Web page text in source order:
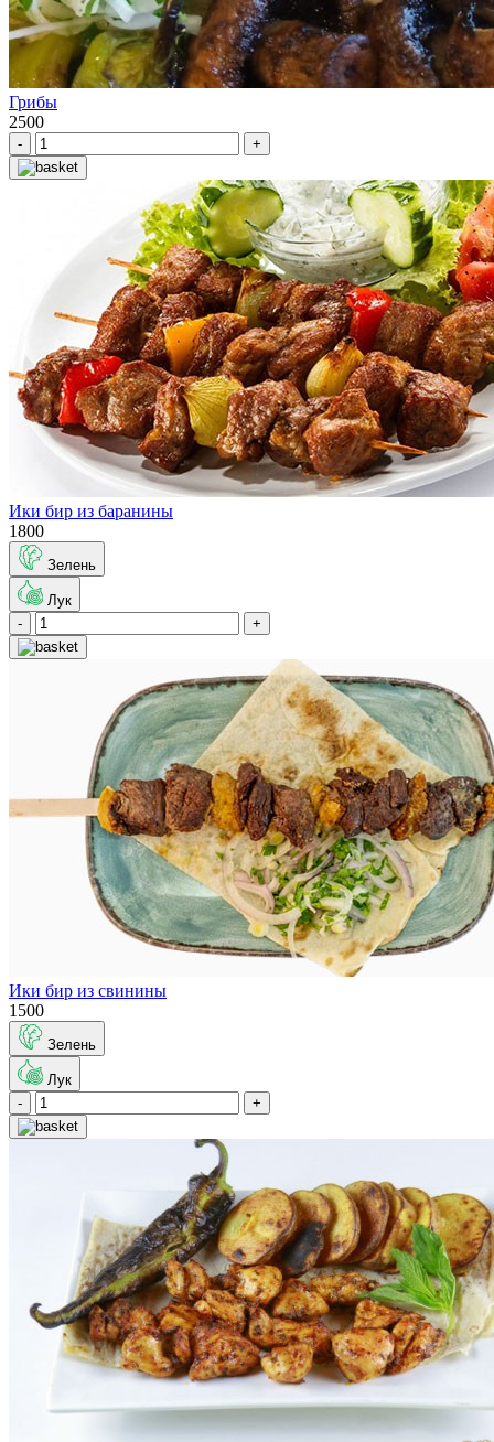
Грибы
2500
- +
Ики бир из баранины
1800
Зелень
Лук
-
+
Ики бир из свинины
1500
Зелень
Лук
-
+